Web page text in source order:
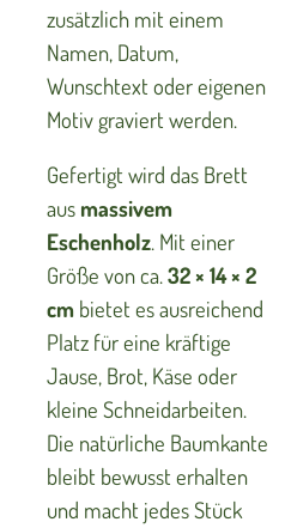
zusätzlich mit einem
Namen, Datum,
Wunschtext oder eigenen
Motiv graviert werden.
Gefertigt wird das Brett
aus massivem
Eschenholz. Mit einer
Größe von ca. 32 × 14 × 2
cm bietet es ausreichend
Platz für eine kräftige
Jause, Brot, Käse oder
kleine Schneidarbeiten.
Die natürliche Baumkante
bleibt bewusst erhalten
und macht jedes Stück